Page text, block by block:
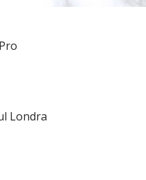
Londra